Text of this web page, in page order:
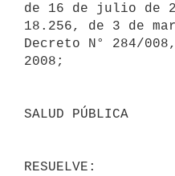
de 16 de julio de
18.256, de 3 de
Decreto N° 284/
2008;
SALUD PÚBLICA